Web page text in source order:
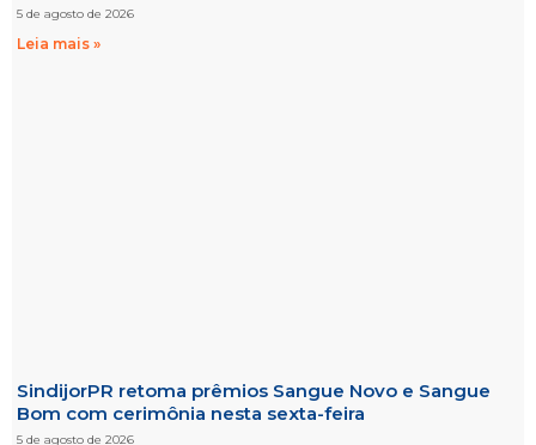
5 de agosto de 2026
Leia mais »
SindijorPR retoma prêmios Sangue Novo e Sangue
Bom com cerimônia nesta sexta-feira
5 de agosto de 2026